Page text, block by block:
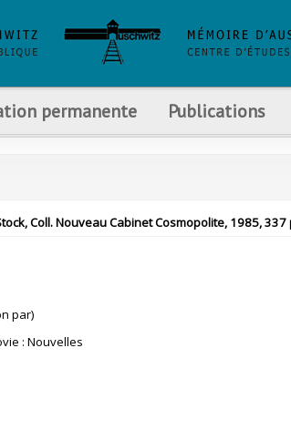
permanente Publications
Coll. Nouveau Cabinet Cosmopolite, 1985, 337
par)
: Nouvelles